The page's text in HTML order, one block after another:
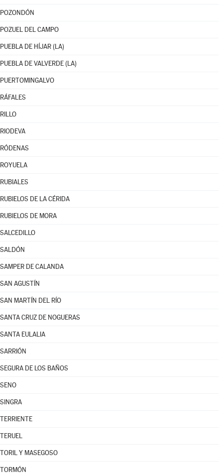
POZONDÓN
POZUEL DEL CAMPO
PUEBLA DE HÍJAR (LA)
PUEBLA DE VALVERDE (LA)
PUERTOMINGALVO
RÁFALES
RILLO
RIODEVA
RÓDENAS
ROYUELA
RUBIALES
RUBIELOS DE LA CÉRIDA
RUBIELOS DE MORA
SALCEDILLO
SALDÓN
SAMPER DE CALANDA
SAN AGUSTÍN
SAN MARTÍN DEL RÍO
SANTA CRUZ DE NOGUERAS
SANTA EULALIA
SARRIÓN
SEGURA DE LOS BAÑOS
SENO
SINGRA
TERRIENTE
TERUEL
TORIL Y MASEGOSO
TORMÓN